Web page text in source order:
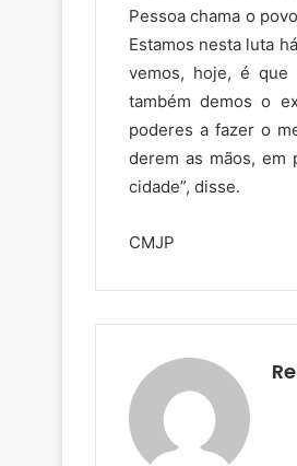
Pessoa chama o
Estamos nesta luta
vemos, hoje, é que
também demos o
poderes a fazer o
derem as mãos, em
cidade”, disse.
CMJP